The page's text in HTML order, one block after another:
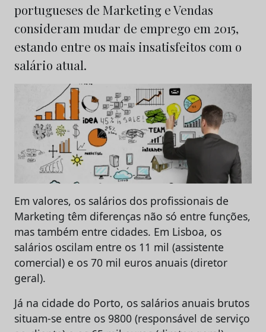
portugueses de Marketing e Vendas
consideram mudar de emprego em 2015,
estando entre os mais insatisfeitos com o
salário atual.
Em valores, os salários dos profissionais de
Marketing têm diferenças não só entre funções,
mas também entre cidades. Em Lisboa, os
salários oscilam entre os 11 mil (assistente
comercial) e os 70 mil euros anuais (diretor
geral).
Já na cidade do Porto, os salários anuais brutos
situam-se entre os 9800 (responsável de serviço